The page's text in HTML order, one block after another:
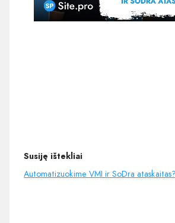
Susiję ištekliai
Automatizuokime VMI ir SoDra